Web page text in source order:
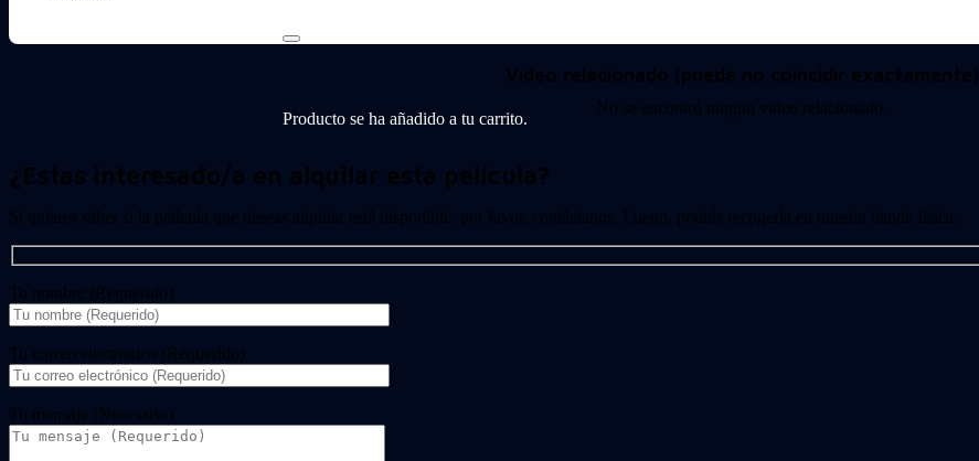
Producto se ha añadido a tu carrito.
Video relacionado (puede no coincidir exactamente)
No se encontró ningún video relacionado.
¿Estas interesado/a en alquilar esta película?
Si quieres saber si la película que deseas alquilar está disponible, por favor, contáctanos. Luego, podrás recogerla en nuestra tienda física.
Tu nombre (Requerido)
Tu correo electrónico (Requerido)
Tu mensaje (Necesario)